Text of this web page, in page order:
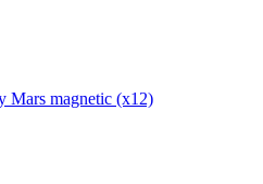
Mars magnetic (x12)